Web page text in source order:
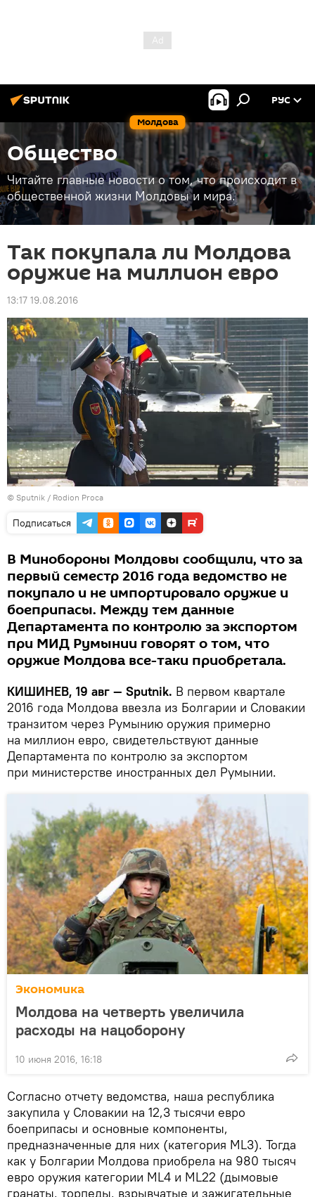
Молдова
РУС
Общество
Читайте главные новости о том, что происходит в
общественной жизни Молдовы и мира.
Так покупала ли Молдова
оружие на миллион евро
13:17 19.08.2016
© Sputnik / Rodion Proca
Подписаться
В Минобороны Молдовы сообщили, что за
первый семестр 2016 года ведомство не
покупало и не импортировало оружие и
боеприпасы. Между тем данные
Департамента по контролю за экспортом
при МИД Румынии говорят о том, что
оружие Молдова все-таки приобретала.
КИШИНЕВ, 19 авг — Sputnik. В первом квартале
2016 года Молдова ввезла из Болгарии и Словакии
транзитом через Румынию оружия примерно
на миллион евро, свидетельствуют данные
Департамента по контролю за экспортом
при министерстве иностранных дел Румынии.
Экономика
Молдова на четверть увеличила
расходы на нацоборону
10 июня 2016, 16:18
Согласно отчету ведомства, наша республика
закупила у Словакии на 12,3 тысячи евро
боеприпасы и основные компоненты,
предназначенные для них (категория ML3). Тогда
как у Болгарии Молдова приобрела на 980 тысяч
евро оружия категории ML4 и ML22 (дымовые
гранаты, торпеды, взрывчатые и зажигательные